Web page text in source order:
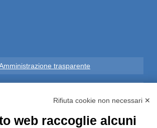
trasparente
Privacy
Rifiuta cookie non necessari ✕
web raccoglie alcuni